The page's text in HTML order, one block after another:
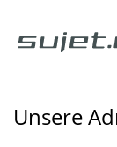
Unsere